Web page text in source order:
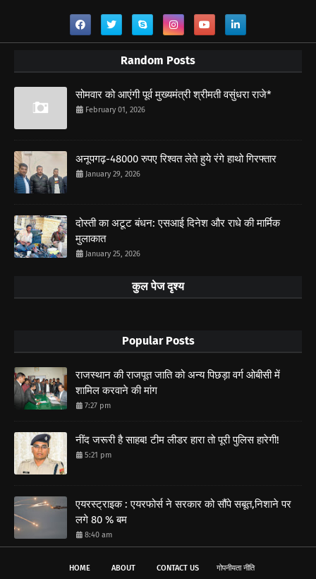
Random Posts
सोमवार को आएंगी पूर्व मुख्यमंत्री श्रीमती वसुंधरा राजे*
February 01, 2026
अनूपगढ़-48000 रुपए रिश्वत लेते हुये रंगे हाथो गिरफ्तार
January 29, 2026
दोस्ती का अटूट बंधन: एसआई दिनेश और राधे की मार्मिक
मुलाकात
January 25, 2026
कुल पेज दृश्य
Popular Posts
राजस्थान की राजपूत जाति को अन्य पिछड़ा वर्ग ओबीसी में
शामिल करवाने की मांग
7:27 pm
नींद जरूरी है साहब! टीम लीडर हारा तो पूरी पुलिस हारेगी!
5:21 pm
एयरस्ट्राइक : एयरफोर्स ने सरकार को सौंपे सबूत,निशाने पर
लगे 80 % बम
8:40 am
HOME ABOUT CONTACT US गोपनीयता नीति